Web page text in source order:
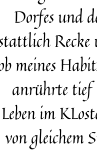
Dorfes und
meines
anrührte tief
Leben im
von gleichem